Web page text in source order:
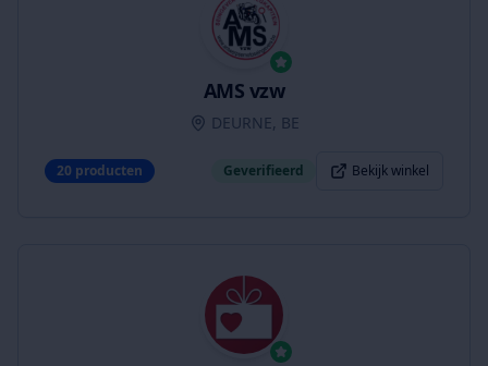
AMS vzw
DEURNE, BE
20 producten Geverifieerd Bekijk winkel